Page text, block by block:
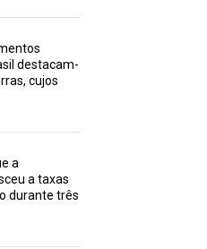
destacam-
cujos
a
a taxas
durante três